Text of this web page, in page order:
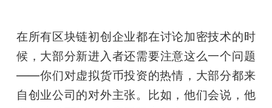
GAIR
专
在所有区块链初创企业都在讨论加密技术的时
候，大部分新进入者还需要注意这么一个问题
——你们对虚拟货币投资的热情，大部分都来
自创业公司的对外主张。比如，他们会说，他